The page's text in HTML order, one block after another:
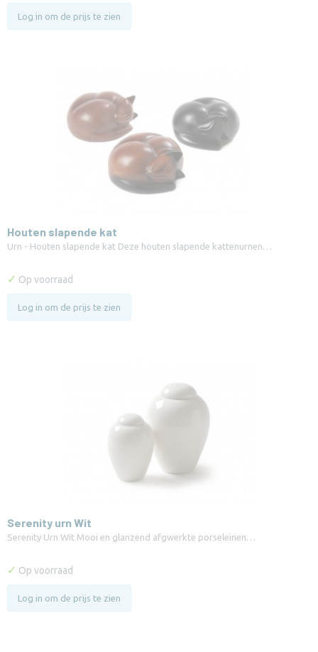
Log in om de prijs te zien
Houten slapende kat
Urn - Houten slapende kat Deze houten slapende kattenurnen…
✓ Op voorraad
Log in om de prijs te zien
Serenity urn Wit
Serenity Urn Wit Mooi en glanzend afgwerkte porseleinen…
✓ Op voorraad
Log in om de prijs te zien